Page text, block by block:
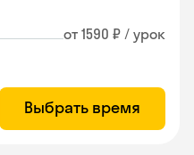
от 1590 ₽ / урок
Выбрать время